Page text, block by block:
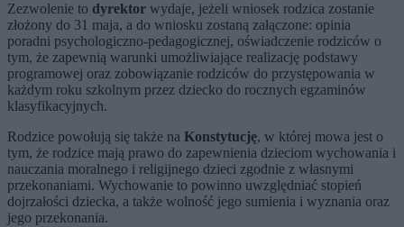
Zezwolenie to dyrektor wydaje, jeżeli wniosek rodzica zostanie
złożony do 31 maja, a do wniosku zostaną załączone: opinia
poradni psychologiczno-pedagogicznej, oświadczenie rodziców o
tym, że zapewnią warunki umożliwiające realizację podstawy
programowej oraz zobowiązanie rodziców do przystępowania w
każdym roku szkolnym przez dziecko do rocznych egzaminów
klasyfikacyjnych.
Rodzice powołują się także na Konstytucję, w której mowa jest o
tym, że rodzice mają prawo do zapewnienia dzieciom wychowania i
nauczania moralnego i religijnego dzieci zgodnie z własnymi
przekonaniami. Wychowanie to powinno uwzględniać stopień
dojrzałości dziecka, a także wolność jego sumienia i wyznania oraz
jego przekonania.